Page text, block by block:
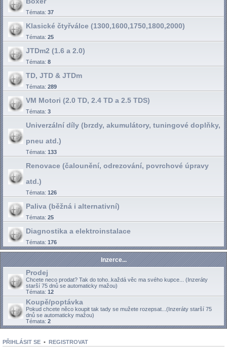
Témata: 37
Klasické čtyřválce (1300,1600,1750,1800,2000)
Témata: 25
JTDm2 (1.6 a 2.0)
Témata: 8
TD, JTD & JTDm
Témata: 289
VM Motori (2.0 TD, 2.4 TD a 2.5 TDS)
Témata: 3
Univerzální díly (brzdy, akumulátory, tuningové doplňky,
pneu atd.)
Témata: 133
Renovace (čalounění, odrezování, povrchové úpravy
atd.)
Témata: 126
Paliva (běžná i alternativní)
Témata: 25
Diagnostika a elektroinstalace
Témata: 176
Inzerce...
Prodej
Chcete neco prodat? Tak do toho..každá věc ma svého kupce... (Inzeráty
starší 75 dnů se automaticky mažou)
Témata: 12
Koupě/poptávka
Pokud chcete něco koupit tak tady se mužete rozepsat...(Inzeráty starší 75
dnů se automaticky mažou)
Témata: 2
PŘIHLÁSIT SE • REGISTROVAT